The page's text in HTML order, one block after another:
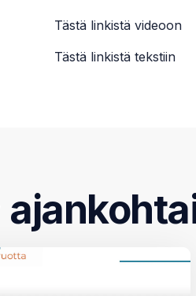
Tästä linkistä videoon
Tästä linkistä tekstiin